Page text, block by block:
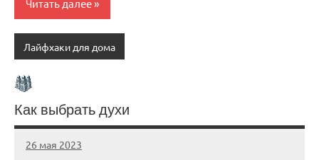
Читать далее
Лайфхаки для дома
Как выбрать духи
26 мая 2023
organic63_ru
Нет